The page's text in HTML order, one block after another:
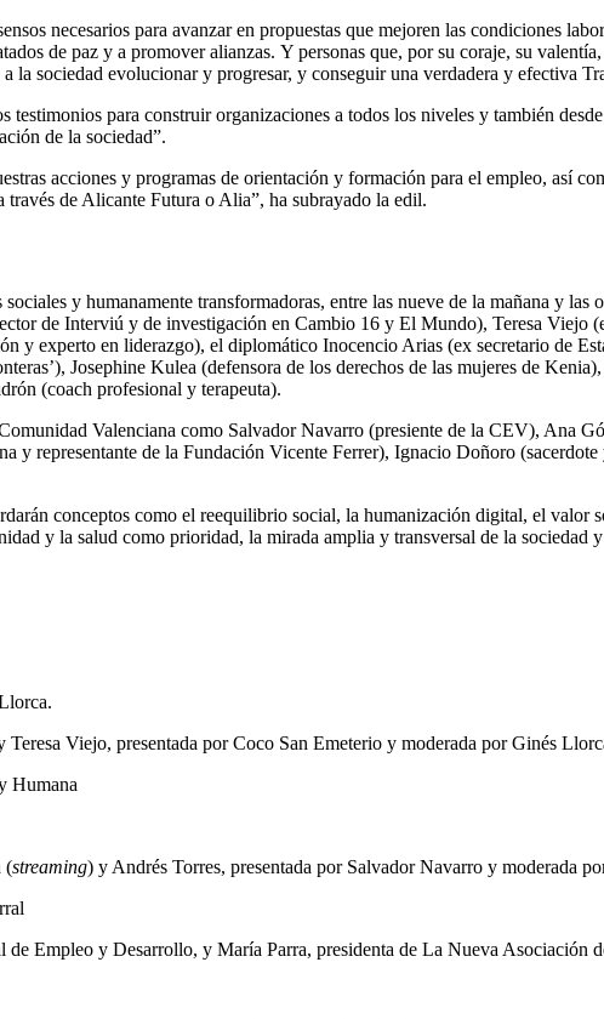
necesarios para avanzar en propuestas que mejoren las condiciones
de paz y a promover alianzas. Y personas que, por su coraje, su
la sociedad evolucionar y progresar, y conseguir una verdadera y efectiva
testimonios para construir organizaciones a todos los niveles y también
de la sociedad”.
acciones y programas de orientación y formación para el empleo, así
través de Alicante Futura o Alia”, ha subrayado la edil.
y humanamente transformadoras, entre las nueve de la mañana y
de Interviú y de investigación en Cambio 16 y El Mundo), Teresa Viejo
y experto en liderazgo), el diplomático Inocencio Arias (ex secretario de
Josephine Kulea (defensora de los derechos de las mujeres de
(coach profesional y terapeuta).
Valenciana como Salvador Navarro (presiente de la CEV), Ana
y representante de la Fundación Vicente Ferrer), Ignacio Doñoro
conceptos como el reequilibrio social, la humanización digital, el valor
y la salud como prioridad, la mirada amplia y transversal de la sociedad
Viejo, presentada por Coco San Emeterio y moderada por Ginés
Humana
(streaming) y Andrés Torres, presentada por Salvador Navarro y moderada
de Empleo y Desarrollo, y María Parra, presidenta de La Nueva Asociación